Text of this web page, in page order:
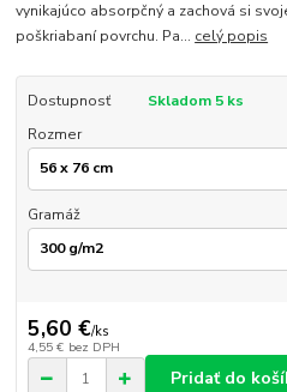
vynikajúco absorpčný a zachová si
poškriabaní povrchu. Pa... celý popis
Dostupnosť
Skladom 5 ks
Rozmer
Gramáž
5,60 €/ks
4,55 € bez DPH
Pridať do